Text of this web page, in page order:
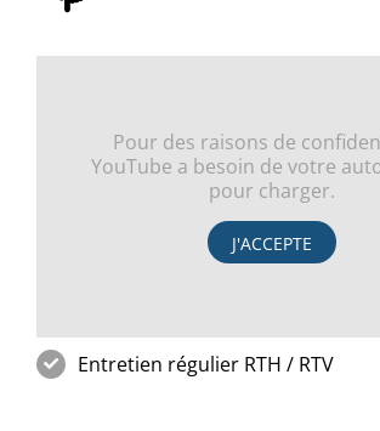
Pour des raisons de
YouTube a besoin de votre
pour charger.
J'ACCEPTE
Entretien régulier RTH / RTV